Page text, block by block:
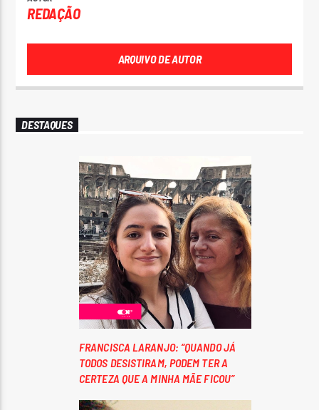
REDAÇÃO
ARQUIVO DE AUTOR
DESTAQUES
FRANCISCA LARANJO: “QUANDO JÁ
TODOS DESISTIRAM, PODEM TER A
CERTEZA QUE A MINHA MÃE FICOU”